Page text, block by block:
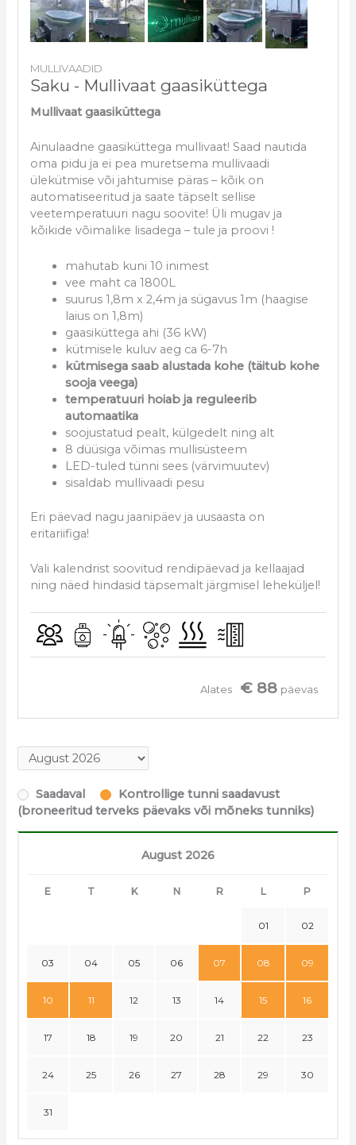
MULLIVAADID
Saku - Mullivaat gaasiküttega
Mullivaat gaasiküttega
Ainulaadne gaasiküttega mullivaat! Saad nautida
oma pidu ja ei pea muretsema mullivaadi
ülekütmise või jahtumise päras – kõik on
automatiseeritud ja saate täpselt sellise
veetemperatuuri nagu soovite! Üli mugav ja
kõikide võimalike lisadega – tule ja proovi !
mahutab kuni 10 inimest
vee maht ca 1800L
suurus 1,8m x 2,4m ja sügavus 1m (haagise
laius on 1,8m)
gaasiküttega ahi (36 kW)
kütmisele kuluv aeg ca 6-7h
kütmisega saab alustada kohe (täitub kohe
sooja veega)
temperatuuri hoiab ja reguleerib
automaatika
soojustatud pealt, külgedelt ning alt
8 düüsiga võimas mullisüsteem
LED-tuled tünni sees (värvimuutev)
sisaldab mullivaadi pesu
Eri päevad nagu jaanipäev ja uusaasta on
eritariifiga!
Vali kalendrist soovitud rendipäevad ja kellaajad
ning näed hindasid täpsemalt järgmisel leheküljel!
Alates € 88 päevas
Saadaval
Kontrollige tunni saadavust
(broneeritud terveks päevaks või mõneks tunniks)
August 2026
E T K N R L P
01 02
03 04 05 06 07 08 09
10 11 12 13 14 15 16
17 18 19 20 21 22 23
24 25 26 27 28 29 30
31